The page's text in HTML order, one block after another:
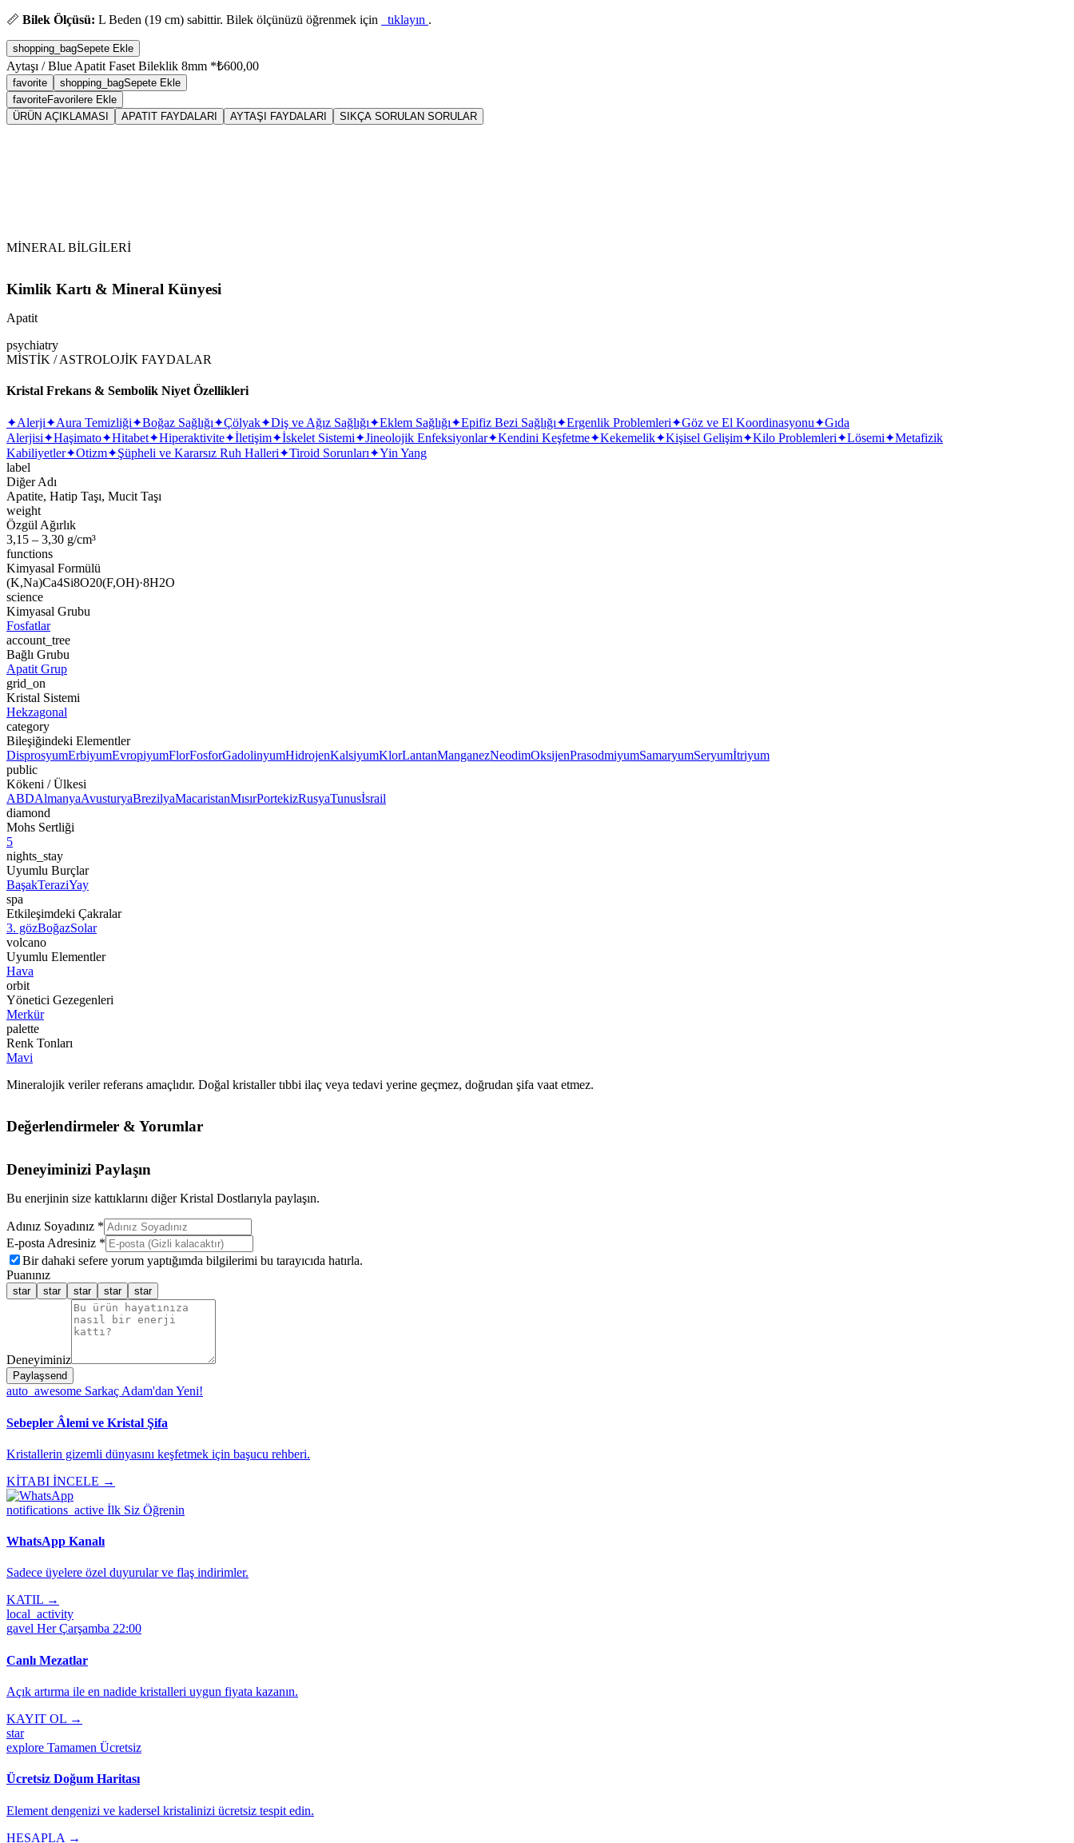
📏 Bilek Ölçüsü: L Beden (19 cm) sabittir. Bilek ölçünüzü öğrenmek için tıklayın .
shopping_bagSepete Ekle
Aytaşı / Blue Apatit Faset Bileklik 8mm *₺600,00
favorite shopping_bagSepete Ekle
favoriteFavorilere Ekle
ÜRÜN AÇIKLAMASI
APATIT FAYDALARI AYTAŞI FAYDALARI SIKÇA SORULAN SORULAR
MİNERAL BİLGİLERİ
Kimlik Kartı & Mineral Künyesi
Apatit
psychiatry
MİSTİK / ASTROLOJİK FAYDALAR
Kristal Frekans & Sembolik Niyet Özellikleri
✦Alerji✦Aura Temizliği✦Boğaz Sağlığı✦Çölyak✦Diş ve Ağız Sağlığı✦Eklem Sağlığı✦Epifiz Bezi Sağlığı✦Ergenlik Problemleri✦Göz ve El Koordinasyonu✦Gıda
Alerjisi✦Haşimato✦Hitabet✦Hiperaktivite✦İletişim✦İskelet Sistemi✦Jineolojik Enfeksiyonlar✦Kendini Keşfetme✦Kekemelik✦Kişisel Gelişim✦Kilo Problemleri✦Lösemi✦Metafizik
Kabiliyetler✦Otizm✦Şüpheli ve Kararsız Ruh Halleri✦Tiroid Sorunları✦Yin Yang
label
Diğer Adı
Apatite, Hatip Taşı, Mucit Taşı
weight
Özgül Ağırlık
3,15 – 3,30 g/cm³
functions
Kimyasal Formülü
(K,Na)Ca4Si8O20(F,OH)·8H2O
science
Kimyasal Grubu
Fosfatlar
account_tree
Bağlı Grubu
Apatit Grup
grid_on
Kristal Sistemi
Hekzagonal
category
Bileşiğindeki Elementler
DisprosyumErbiyumEvropiyumFlorFosforGadolinyumHidrojenKalsiyumKlorLantanManganezNeodimOksijenPrasodmiyumSamaryumSeryumİtriyum
public
Kökeni / Ülkesi
ABDAlmanyaAvusturyaBrezilyaMacaristanMısırPortekizRusyaTunusİsrail
diamond
Mohs Sertliği
5
nights_stay
Uyumlu Burçlar
BaşakTeraziYay
spa
Etkileşimdeki Çakralar
3. gözBoğazSolar
volcano
Uyumlu Elementler
Hava
orbit
Yönetici Gezegenleri
Merkür
palette
Renk Tonları
Mavi
Mineralojik veriler referans amaçlıdır. Doğal kristaller tıbbi ilaç veya tedavi yerine geçmez, doğrudan şifa vaat etmez.
Değerlendirmeler & Yorumlar
Deneyiminizi Paylaşın
Bu enerjinin size kattıklarını diğer Kristal Dostlarıyla paylaşın.
Adınız Soyadınız *
E-posta Adresiniz *
Bir dahaki sefere yorum yaptığımda bilgilerimi bu tarayıcıda hatırla.
Puanınız
star star star star star
Deneyiminiz
Paylaşsend
auto_awesome Sarkaç Adam'dan Yeni!
Sebepler Âlemi ve Kristal Şifa
Kristallerin gizemli dünyasını keşfetmek için başucu rehberi.
KİTABI İNCELE →
notifications_active İlk Siz Öğrenin
WhatsApp Kanalı
Sadece üyelere özel duyurular ve flaş indirimler.
KATIL →
local_activity
gavel Her Çarşamba 22:00
Canlı Mezatlar
Açık artırma ile en nadide kristalleri uygun fiyata kazanın.
KAYIT OL →
star
explore Tamamen Ücretsiz
Ücretsiz Doğum Haritası
Element dengenizi ve kadersel kristalinizi ücretsiz tespit edin.
HESAPLA →